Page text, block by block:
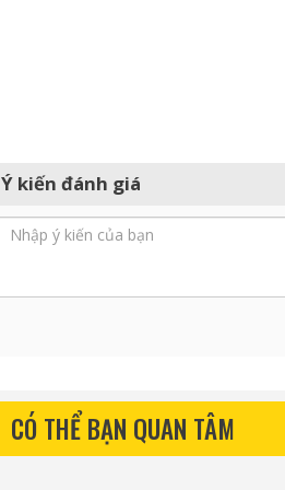
Ý kiến đánh giá
CÓ THỂ BẠN QUAN TÂM